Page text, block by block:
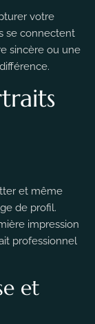
votre
se connectent
sincère ou une
et même
de profil.
impression
professionnel
et